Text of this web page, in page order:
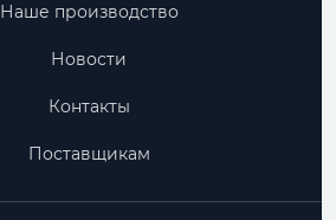
Наше производство
Новости
Контакты
Поставщикам